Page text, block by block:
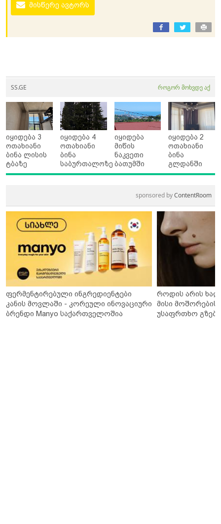
მისწერე ავტორს
SS.GE როგორ მოხვდე აქ
იყიდება 3
ოთახიანი
ბინა ლისის
ტბაზე
იყიდება 4
ოთახიანი
ბინა
საბურთალოზე
იყიდება
მიწის
ნაკვეთი
ბათუმში
იყიდება 2
ოთახიანი
ბინა
გლდანში
sponsored byContentRoom
ფერმენტირებული ინგრედიენტები
კანის მოვლაში - კორეული ინოვაციური
ბრენდი Manyo საქართველოშია
როდის არის
მისი მოშორების
უსაფრთხო გზები